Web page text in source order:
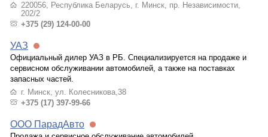
220056, Республика Беларусь, г. Минск, пр. Независимости,
202/2
+375 (29) 124-00-00
УАЗ
Официальный дилер УАЗ в РБ. Специализируется на продаже и
сервисном обслуживании автомобилей, а также на поставках
запасных частей.
г. Минск, ул. Колесникова,38
+375 (17) 397-99-66
ООО ПарадАвто